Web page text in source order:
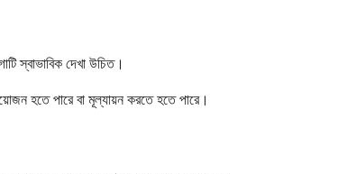
স্বাভাবিক দেখা উচিত।
হতে পারে বা মূল্যায়ন করতে হতে পারে।